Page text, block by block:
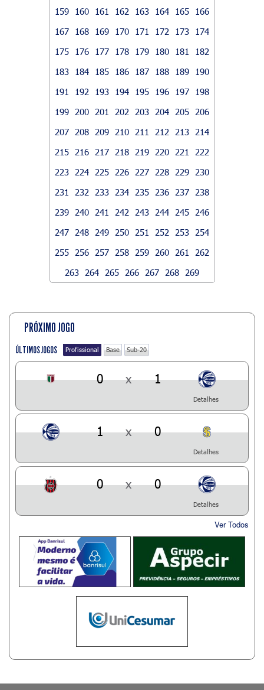
159
160 161 162 163 164 165
166
167
168 169 170 171 172 173
174
175
176 177 178 179 180 181
182
183
184 185 186 187 188 189
190
191
192 193 194 195 196 197
198
199
200 201 202 203 204 205
206
207
208 209 210 211 212 213
214
215
216 217 218 219 220 221
222
223
224 225 226 227 228 229
230
231
232 233 234 235 236 237
238
239
240 241 242 243 244 245
246
247
248 249 250 251 252 253
254
255
256 257 258 259 260 261
262
263
264 265 266 267 268 269
PRÓXIMO JOGO
ÚLTIMOS JOGOS Profissional Base Sub-20
0 x 1
Detalhes
1 x 0
Detalhes
0 x 0
Detalhes
Ver Todos